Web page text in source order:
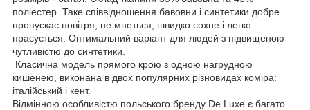
поліестер. Таке співвідношення бавовни і синтетики добре
пропускає повітря, не мнеться, швидко сохне і легко
прасується. Оптимальний варіант для людей з підвищеною
чутливістю до синтетики.
Класична модель прямого крою з одною нагрудною
кишенею, виконана в двох популярних різновидах коміра:
італійський і кент.
Відмінною особливістю польського бренду De Luxe є багато